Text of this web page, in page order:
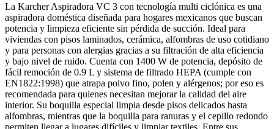
La Karcher Aspiradora VC 3 con tecnología multi ciclónica es una
aspiradora doméstica diseñada para hogares mexicanos que buscan
potencia y limpieza eficiente sin pérdida de succión. Ideal para
viviendas con pisos laminados, cerámica, alfombras de uso cotidiano
y para personas con alergias gracias a su filtración de alta eficiencia
y bajo nivel de ruido. Cuenta con 1400 W de potencia, depósito de
fácil remoción de 0.9 L y sistema de filtrado HEPA (cumple con
EN1822:1998) que atrapa polvo fino, polen y alérgenos; por eso es
recomendada para quienes necesitan mejorar la calidad del aire
interior. Su boquilla especial limpia desde pisos delicados hasta
alfombras, mientras que la boquilla para ranuras y el cepillo redondo
permiten llegar a lugares difíciles y limpiar textiles. Entre sus